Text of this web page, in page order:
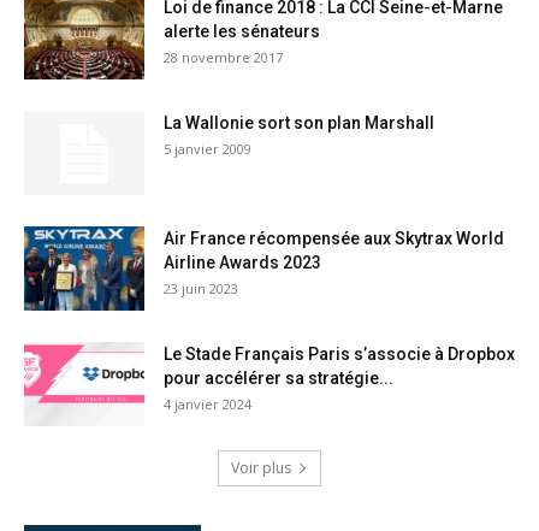
Loi de finance 2018 : La CCI Seine-et-Marne
alerte les sénateurs
28 novembre 2017
La Wallonie sort son plan Marshall
5 janvier 2009
Air France récompensée aux Skytrax World
Airline Awards 2023
23 juin 2023
Le Stade Français Paris s’associe à Dropbox
pour accélérer sa stratégie...
4 janvier 2024
Voir plus